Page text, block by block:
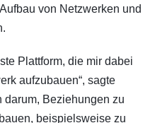
von Netzwerken und
Plattform, die mir dabei
aufzubauen“, sagte
darum, Beziehungen zu
beispielsweise zu